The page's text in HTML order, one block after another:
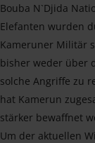
Bouba N`Djida
Elefanten wurden
Kameruner Militär
bisher weder über
solche Angriffe zu
hat Kamerun
stärker bewaffnet
Um der aktuellen